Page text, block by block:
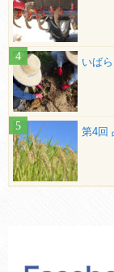
いば
第4回